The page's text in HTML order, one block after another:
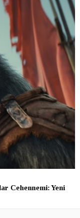
Cehennemi: Yeni